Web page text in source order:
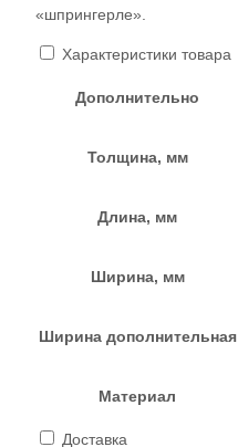
«шпрингерле».
Характеристики товара
Дополнительно
Толщина, мм
Длина, мм
Ширина, мм
Ширина дополнительная
Материал
Доставка